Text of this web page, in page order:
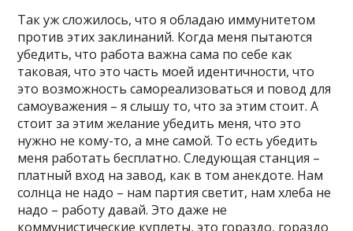
Так уж сложилось, что я обладаю иммунитетом
против этих заклинаний. Когда меня пытаются
убедить, что работа важна сама по себе как
таковая, что это часть моей идентичности, что
это возможность самореализоваться и повод для
самоуважения – я слышу то, что за этим стоит. А
стоит за этим желание убедить меня, что это
нужно не кому-то, а мне самой. То есть убедить
меня работать бесплатно. Следующая станция –
платный вход на завод, как в том анекдоте. Нам
солнца не надо – нам партия светит, нам хлеба не
надо – работу давай. Это даже не
коммунистические куплеты, это гораздо, гораздо